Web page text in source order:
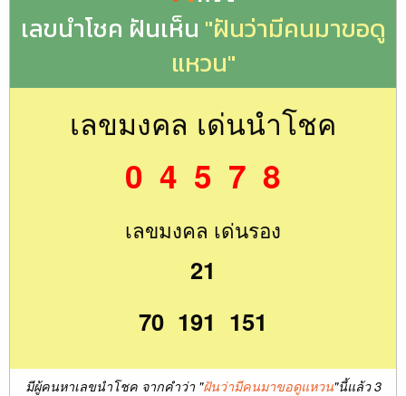
เลขนำโชค ฝันเห็น "ฝันว่ามีคนมาขอดู
แหวน"
เลขมงคล เด่นนำโชค
0 4 5 7 8
เลขมงคล เด่นรอง
21
70 191 151
มีผู้คนหาเลขนำโชค จากคำว่า "ฝันว่ามีคนมาขอดูแหวน"นี้แล้ว 3